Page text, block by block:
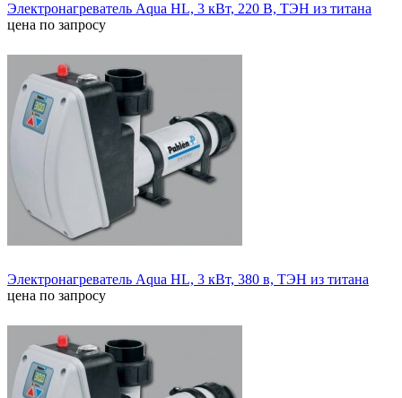
Электронагреватель Aqua HL, 3 кВт, 220 В, ТЭН из титана
цена по запросу
Электронагреватель Aqua HL, 3 кВт, 380 в, ТЭН из титана
цена по запросу